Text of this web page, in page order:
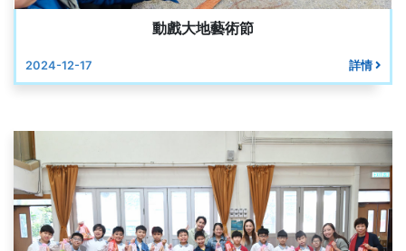
動戲大地藝術節
2024-12-17 詳情